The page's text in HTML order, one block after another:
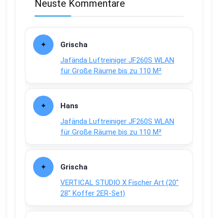
Neuste Kommentare
Grischa
Jafända Luftreiniger JF260S WLAN
für Große Räume bis zu 110 M²
Hans
Jafända Luftreiniger JF260S WLAN
für Große Räume bis zu 110 M²
Grischa
VERTICAL STUDIO X Fischer Art (20″
28″ Koffer 2ER-Set)